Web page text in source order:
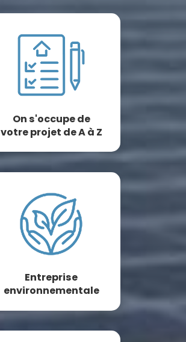
On s'occupe de
votre projet de A à Z
Entreprise
environnementale